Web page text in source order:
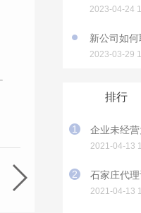
2023-04-24
新公司如
2023-03-29
排行
1 企业未经
2021-04-13
2 石家庄代
2021-04-13